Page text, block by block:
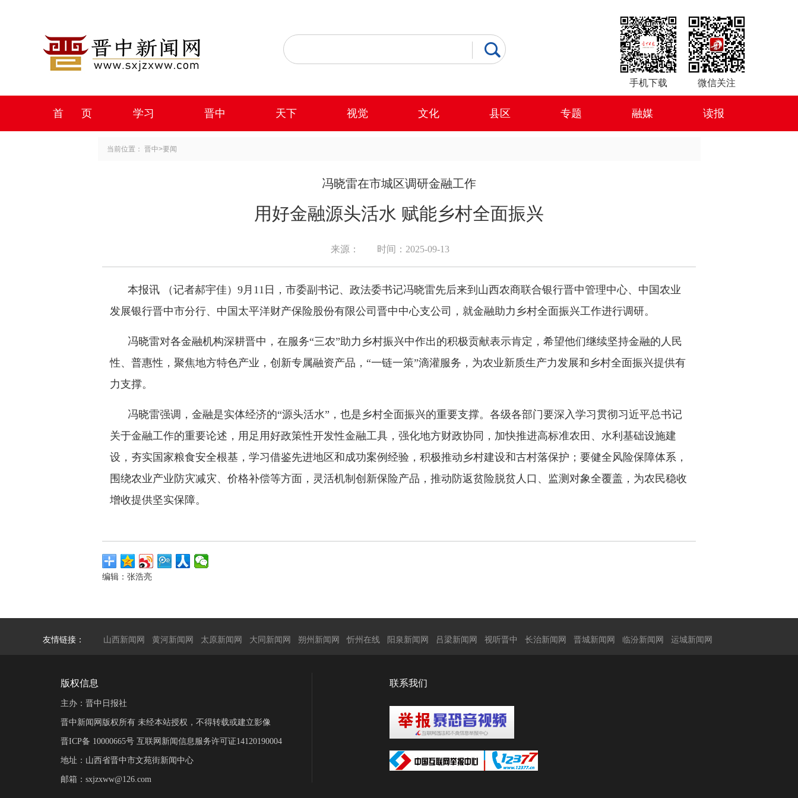
手机下载 微信关注
首 页 学习 晋中 天下 视觉 文化 县区 专题 融媒 读报
当前位置： 晋中>要闻
冯晓雷在市城区调研金融工作
用好金融源头活水 赋能乡村全面振兴
来源： 时间：2025-09-13
本报讯 （记者郝宇佳）9月11日，市委副书记、政法委书记冯晓雷先后来到山西农商联合银行晋中管理中心、中国农业
发展银行晋中市分行、中国太平洋财产保险股份有限公司晋中中心支公司，就金融助力乡村全面振兴工作进行调研。
冯晓雷对各金融机构深耕晋中，在服务“三农”助力乡村振兴中作出的积极贡献表示肯定，希望他们继续坚持金融的人民
性、普惠性，聚焦地方特色产业，创新专属融资产品，“一链一策”滴灌服务，为农业新质生产力发展和乡村全面振兴提供有
力支撑。
冯晓雷强调，金融是实体经济的“源头活水”，也是乡村全面振兴的重要支撑。各级各部门要深入学习贯彻习近平总书记
关于金融工作的重要论述，用足用好政策性开发性金融工具，强化地方财政协同，加快推进高标准农田、水利基础设施建
设，夯实国家粮食安全根基，学习借鉴先进地区和成功案例经验，积极推动乡村建设和古村落保护；要健全风险保障体系，
围绕农业产业防灾减灾、价格补偿等方面，灵活机制创新保险产品，推动防返贫险脱贫人口、监测对象全覆盖，为农民稳收
增收提供坚实保障。
编辑：张浩亮
友情链接： 山西新闻网 黄河新闻网 太原新闻网 大同新闻网 朔州新闻网 忻州在线 阳泉新闻网 吕梁新闻网 视听晋中 长治新闻网 晋城新闻网 临汾新闻网 运城新闻网
版权信息
主办：晋中日报社
晋中新闻网版权所有 未经本站授权，不得转载或建立影像
晋ICP备 10000665号 互联网新闻信息服务许可证14120190004
地址：山西省晋中市文苑街新闻中心
邮箱：sxjzxww@126.com
联系我们